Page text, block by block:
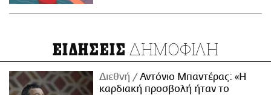
ΕΙΔΗΣΕΙΣ ΔΗΜΟΦΙΛΗ
Διεθνή
Αντόνιο Μπαντέρας: «Η
καρδιακή προσβολή ήταν το